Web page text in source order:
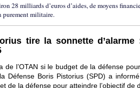
28 milliards d’euros d’aides, de moyens
purement militaire.
tire la sonnette
de l’OTAN si le budget de la défense
Boris Pistorius (SPD) a informé
de la défense pour atteindre l’objectif de